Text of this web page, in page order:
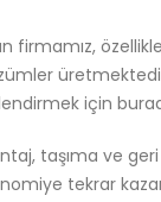
firmamız, özellikle
için
taşıma ve
tekrar